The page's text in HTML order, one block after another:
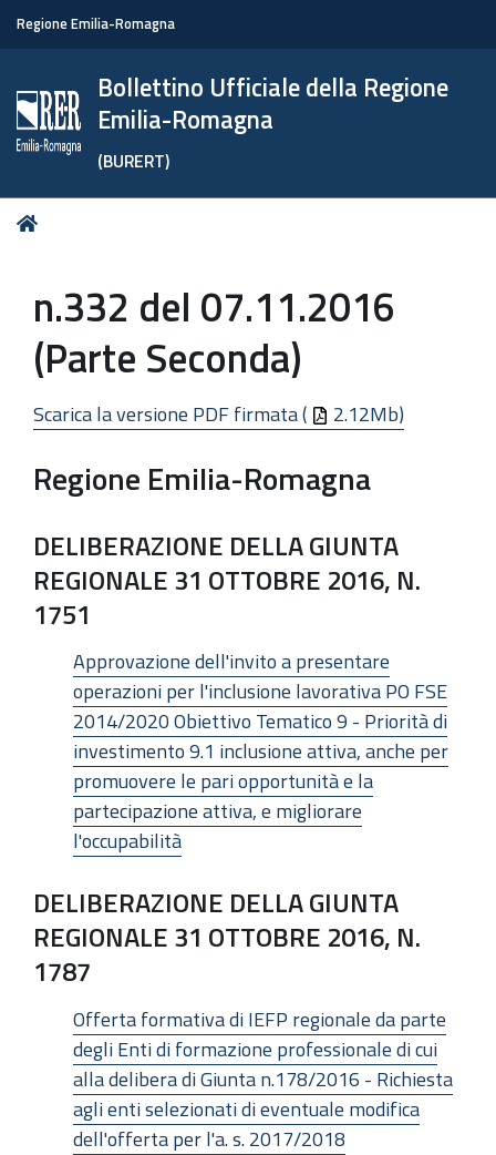
Regione Emilia-Romagna
Bollettino Ufficiale della Regione
Emilia-Romagna
(BURERT)
Tu
n.332 del 07.11.2016
(Parte Seconda)
Scarica la versione PDF firmata ( 2.12Mb)
Regione Emilia-Romagna
DELIBERAZIONE DELLA GIUNTA
REGIONALE 31 OTTOBRE 2016, N.
1751
Approvazione dell'invito a presentare
operazioni per l'inclusione lavorativa PO FSE
2014/2020 Obiettivo Tematico 9 - Priorità di
investimento 9.1 inclusione attiva, anche per
promuovere le pari opportunità e la
partecipazione attiva, e migliorare
l'occupabilità
DELIBERAZIONE DELLA GIUNTA
REGIONALE 31 OTTOBRE 2016, N.
1787
Offerta formativa di IEFP regionale da parte
degli Enti di formazione professionale di cui
alla delibera di Giunta n.178/2016 - Richiesta
agli enti selezionati di eventuale modifica
dell'offerta per l'a. s. 2017/2018